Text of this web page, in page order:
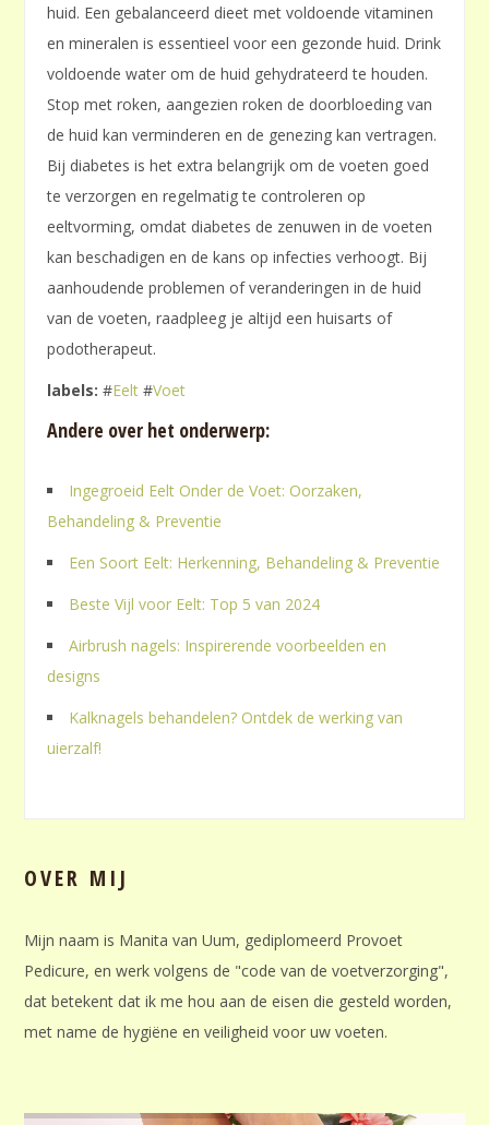
huid. Een gebalanceerd dieet met voldoende vitaminen
en mineralen is essentieel voor een gezonde huid. Drink
voldoende water om de huid gehydrateerd te houden.
Stop met roken, aangezien roken de doorbloeding van
de huid kan verminderen en de genezing kan vertragen.
Bij diabetes is het extra belangrijk om de voeten goed
te verzorgen en regelmatig te controleren op
eeltvorming, omdat diabetes de zenuwen in de voeten
kan beschadigen en de kans op infecties verhoogt. Bij
aanhoudende problemen of veranderingen in de huid
van de voeten, raadpleeg je altijd een huisarts of
podotherapeut.
labels: #Eelt #Voet
Andere over het onderwerp:
Ingegroeid Eelt Onder de Voet: Oorzaken,
Behandeling & Preventie
Een Soort Eelt: Herkenning, Behandeling & Preventie
Beste Vijl voor Eelt: Top 5 van 2024
Airbrush nagels: Inspirerende voorbeelden en
designs
Kalknagels behandelen? Ontdek de werking van
uierzalf!
OVER MIJ
Mijn naam is Manita van Uum, gediplomeerd Provoet
Pedicure, en werk volgens de "code van de voetverzorging",
dat betekent dat ik me hou aan de eisen die gesteld worden,
met name de hygiëne en veiligheid voor uw voeten.